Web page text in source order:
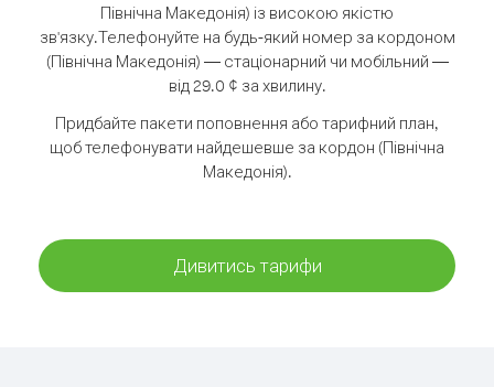
Північна Македонія) із високою якістю
зв'язку.Телефонуйте на будь-який номер за кордоном
(Північна Македонія) — стаціонарний чи мобільний —
від 29.0 ¢ за хвилину.
Придбайте пакети поповнення або тарифний план,
щоб телефонувати найдешевше за кордон (Північна
Македонія).
Дивитись тарифи